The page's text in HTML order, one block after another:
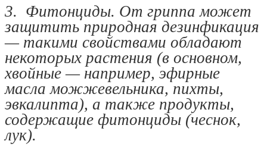
3. Фитонциды. От гриппа может
защитить природная дезинфикация
— такими свойствами обладают
некоторых растения (в основном,
хвойные — например, эфирные
масла можжевельника, пихты,
эвкалипта), а также продукты,
содержащие фитонциды (чеснок,
лук).